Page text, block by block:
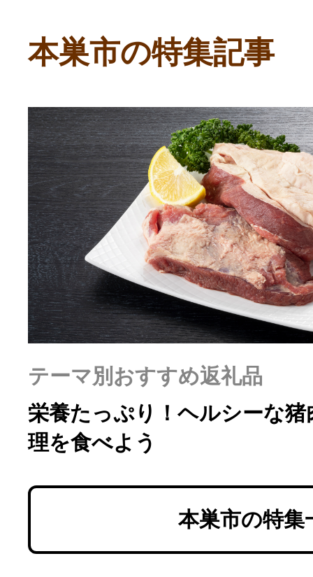
ふるさと納税の基礎知識
10秒ぴったり診断
自治体直営サイト特集
はじめるバイブルとは
よくあるご質問
問い合わせ
本巣市の特集記事
テーマ別おすすめ返礼品
栄養たっぷり！ヘルシーな
理を食べよう
本巣市の特集